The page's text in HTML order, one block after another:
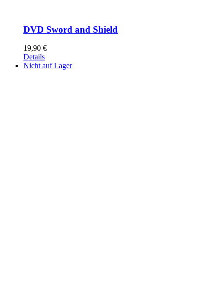
DVD Sword and Shield
19,90 €
Details
Nicht auf Lager